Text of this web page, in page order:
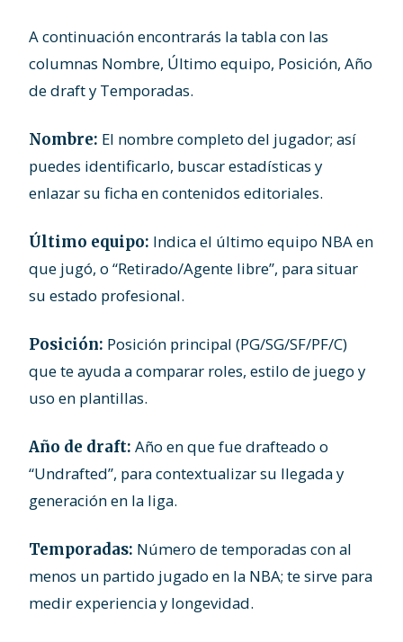
A continuación encontrarás la tabla con las
columnas Nombre, Último equipo, Posición, Año
de draft y Temporadas.
Nombre: El nombre completo del jugador; así
puedes identificarlo, buscar estadísticas y
enlazar su ficha en contenidos editoriales.
Último equipo: Indica el último equipo NBA en
que jugó, o “Retirado/Agente libre”, para situar
su estado profesional.
Posición: Posición principal (PG/SG/SF/PF/C)
que te ayuda a comparar roles, estilo de juego y
uso en plantillas.
Año de draft: Año en que fue drafteado o
“Undrafted”, para contextualizar su llegada y
generación en la liga.
Temporadas: Número de temporadas con al
menos un partido jugado en la NBA; te sirve para
medir experiencia y longevidad.